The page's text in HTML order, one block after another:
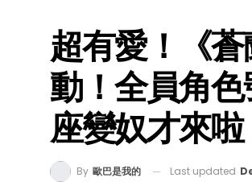
超有愛！《
動！全員角
座變奴才來啦
By 歐巴是我的 Last updated